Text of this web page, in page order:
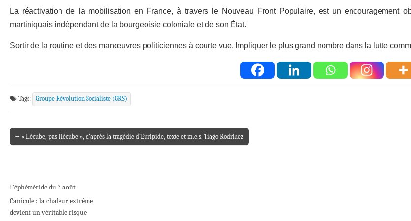
La réactivation de la mobilisation en France, à travers le Nouveau Front Populaire, est un encouragement
martiniquais indépendant de la bourgeoisie coloniale et de son État.
Sortir de la routine et des manœuvres politiciennes à courte vue. mpliquer le plus grand nombre dans la lutte
Tags: Groupe Révolution Socialiste (GRS)
Post navigation
← « Hécube, pas Hécube », d’après la tragédie d’Euripide, texte et m.e.s. Tiago Rodriuez
L’éphéméride du 7 août
Canicule : la chaleur extrême
devient un véritable risque